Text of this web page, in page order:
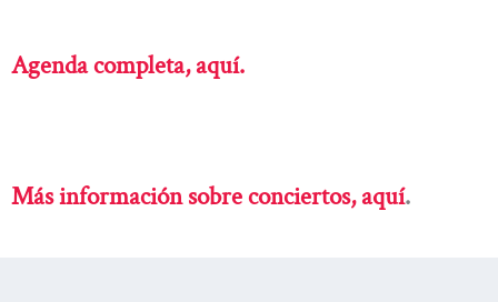
Agenda completa, aquí.
Más información sobre conciertos, aquí.